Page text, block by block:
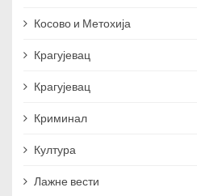
Косово и Метохија
Крагујевац
Крагујевац
Криминал
Култура
Лажне вести